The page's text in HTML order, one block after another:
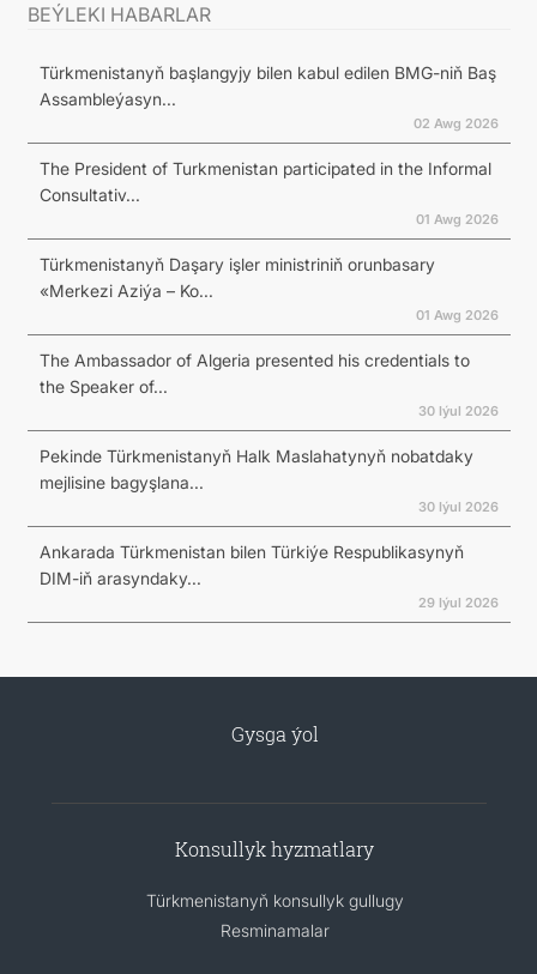
BEÝLEKI HABARLAR
Türkmenistanyň başlangyjy bilen kabul edilen BMG-niň Baş
Assambleýasyn...
02 Awg 2026
The President of Turkmenistan participated in the Informal
Consultativ...
01 Awg 2026
Türkmenistanyň Daşary işler ministriniň orunbasary
«Merkezi Aziýa – Ko...
01 Awg 2026
The Ambassador of Algeria presented his credentials to
the Speaker of...
30 Iýul 2026
Pekinde Türkmenistanyň Halk Maslahatynyň nobatdaky
mejlisine bagyşlana...
30 Iýul 2026
Ankarada Türkmenistan bilen Türkiýe Respublikasynyň
DIM-iň arasyndaky...
29 Iýul 2026
Gysga ýol
Konsullyk hyzmatlary
Türkmenistanyň konsullyk gullugy
Resminamalar